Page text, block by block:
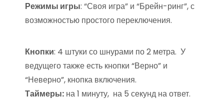
Режимы игры: “Своя игра” и “Брейн-ринг”, с
возможностью простого переключения.
Кнопки: 4 штуки со шнурами по 2 метра. У
ведущего также есть кнопки “Верно” и
“Неверно”, кнопка включения.
Таймеры: на 1 минуту, на 5 секунд на ответ.